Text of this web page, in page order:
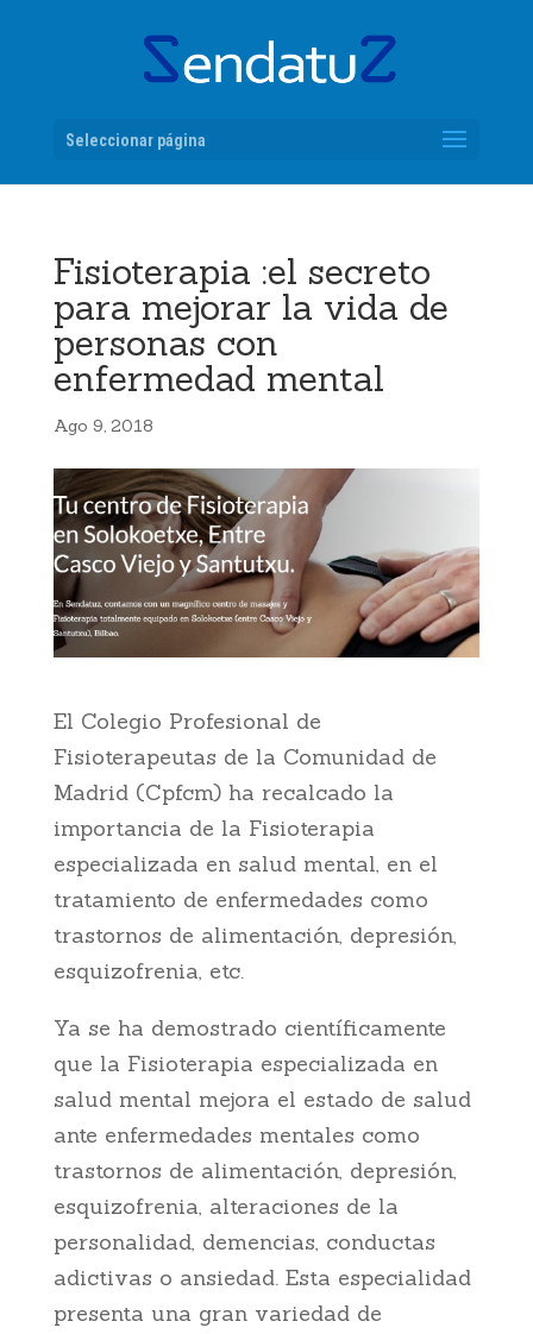
Seleccionar página
Fisioterapia :el secreto
para mejorar la vida de
personas con
enfermedad mental
Ago 9, 2018
El Colegio Profesional de
Fisioterapeutas de la Comunidad de
Madrid (Cpfcm) ha recalcado la
importancia de la Fisioterapia
especializada en salud mental, en el
tratamiento de enfermedades como
trastornos de alimentación, depresión,
esquizofrenia, etc.
Ya se ha demostrado científicamente
que la Fisioterapia especializada en
salud mental mejora el estado de salud
ante enfermedades mentales como
trastornos de alimentación, depresión,
esquizofrenia, alteraciones de la
personalidad, demencias, conductas
adictivas o ansiedad. Esta especialidad
presenta una gran variedad de